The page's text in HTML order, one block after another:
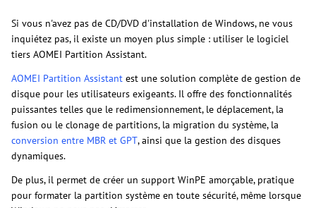
Si vous n'avez pas de CD/DVD d'installation de Windows, ne vous
inquiétez pas, il existe un moyen plus simple : utiliser le logiciel
tiers AOMEI Partition Assistant.
AOMEI Partition Assistant est une solution complète de gestion de
disque pour les utilisateurs exigeants. Il offre des fonctionnalités
puissantes telles que le redimensionnement, le déplacement, la
fusion ou le clonage de partitions, la migration du système, la
conversion entre MBR et GPT, ainsi que la gestion des disques
dynamiques.
De plus, il permet de créer un support WinPE amorçable, pratique
pour formater la partition système en toute sécurité, même lorsque